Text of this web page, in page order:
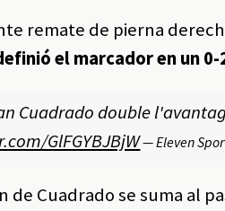
remate de pierna
el marcador en un 0-
Cuadrado double
GlFGYBJBjW— Eleven
de Cuadrado se suma al